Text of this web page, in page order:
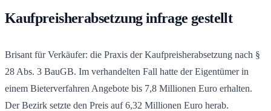
Kaufpreisherabsetzung infrage gestellt
Brisant für Verkäufer: die Praxis der Kaufpreisherabsetzung nach §
28 Abs. 3 BauGB. Im verhandelten Fall hatte der Eigentümer in
einem Bieterverfahren Angebote bis 7,8 Millionen Euro erhalten.
Der Bezirk setzte den Preis auf 6,32 Millionen Euro herab.